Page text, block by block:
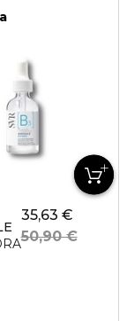
35,63 €
50,90 €